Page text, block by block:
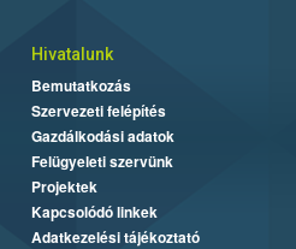
Hivatalunk
Bemutatkozás
Szervezeti felépítés
Gazdálkodási adatok
Felügyeleti szervünk
Projektek
Kapcsolódó linkek
Adatkezelési tájékoztató